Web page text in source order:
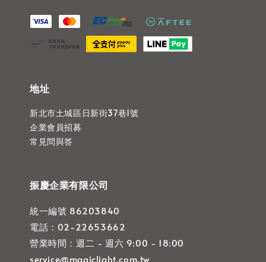
地址
新北市土城區日新街37巷1號
企業會員招募
常見問與答
振慶企業有限公司
統一編號 86203840
電話：02-22653662
營業時間：週二 - 週六 9:00 - 18:00
service@magiclight.com.tw